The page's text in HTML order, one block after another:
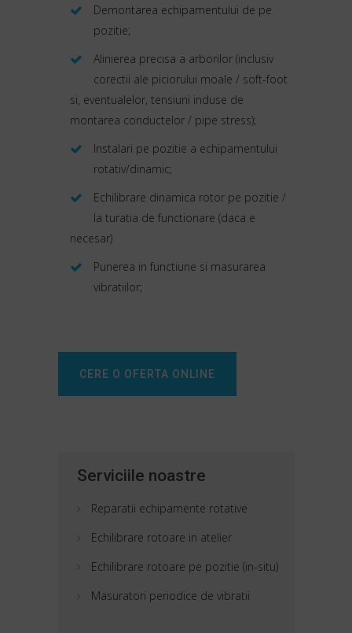
Demontarea echipamentului de pe
pozitie;
Alinierea precisa a arborilor (inclusiv
corectii ale piciorului moale / soft-foot
si, eventualelor, tensiuni induse de
montarea conductelor / pipe stress);
Instalari pe pozitie a echipamentului
rotativ/dinamic;
Echilibrare dinamica rotor pe pozitie /
la turatia de functionare (daca e
necesar)
Punerea in functiune si masurarea
vibratiilor;
CERE O OFERTA ONLINE
Serviciile noastre
Reparatii echipamente rotative
Echilibrare rotoare in atelier
Echilibrare rotoare pe pozitie (in-situ)
Masuratori periodice de vibratii